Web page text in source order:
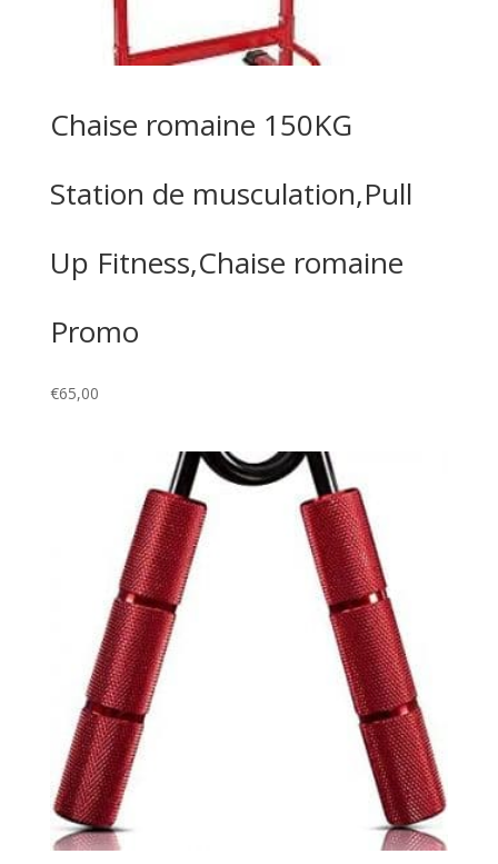
Chaise romaine 150KG
Station de musculation,Pull
Up Fitness,Chaise romaine
Promo
€65,00